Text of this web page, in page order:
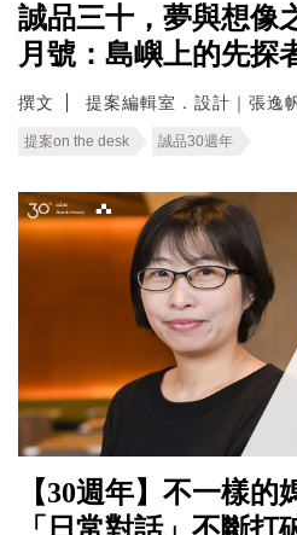
誠品三十，夢與想像
月號：島嶼上的先探
撰文 提案編輯室．設計｜張逸
提案on the desk 誠品30週年
【30週年】不一樣的
「日常對話」不斷打